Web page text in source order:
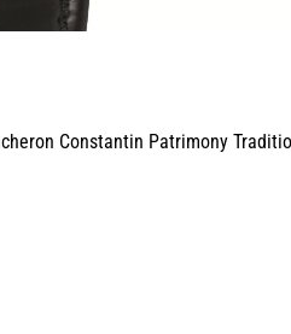
Constantin Patrimony